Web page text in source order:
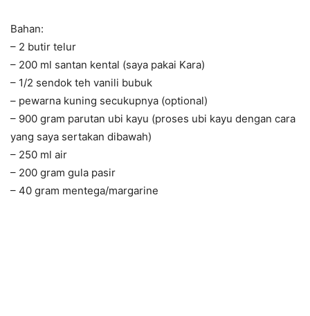
Bahan:
– 2 butir telur
– 200 ml santan kental (saya pakai Kara)
– 1/2 sendok teh vanili bubuk
– pewarna kuning secukupnya (optional)
– 900 gram parutan ubi kayu (proses ubi kayu dengan cara
yang saya sertakan dibawah)
– 250 ml air
– 200 gram gula pasir
– 40 gram mentega/margarine